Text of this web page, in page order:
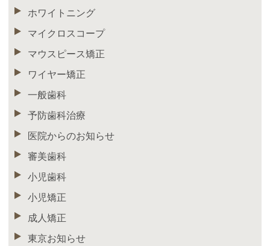
ホワイトニング
マイクロスコープ
マウスピース矯正
ワイヤー矯正
一般歯科
予防歯科治療
医院からのお知らせ
審美歯科
小児歯科
小児矯正
成人矯正
東京お知らせ